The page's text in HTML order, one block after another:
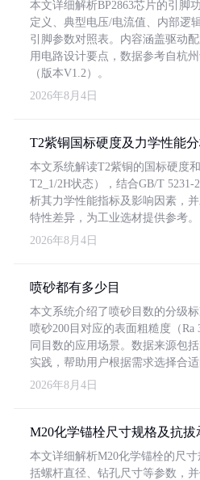
本文详细解析BP2863芯片的引脚
定义、典型电压/电流值、内部逻
引脚参数对照表。内容涵盖驱动
用电路设计要点，数据参考自杭
（版本V1.2）。
2026年8月4日
T2紫铜国标硬度及力学性能
本文系统解读T2紫铜的国标硬度
T2_1/2H状态），结合GB/T 5231-
析其力学性能指标及影响因素，
特性差异，为工业选材提供参考。
2026年8月4日
喷砂都有多少目
本文系统介绍了喷砂目数的分级
喷砂200目对应的表面粗糙度（Ra
同目数的应用场景。数据来源包
实践，帮助用户根据需求选择合适
2026年8月4日
M20化学锚栓尺寸规格及抗拔
本文详细解析M20化学锚栓的尺
括螺杆直径、钻孔尺寸等参数，